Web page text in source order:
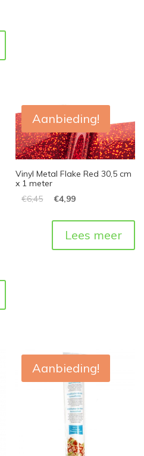
Aanbieding!
Vinyl Metal Flake Red 30,5 cm
x 1 meter
€6,45 €4,99
Lees meer
Aanbieding!